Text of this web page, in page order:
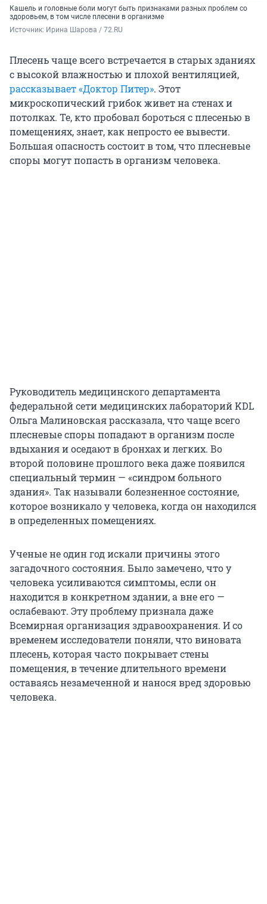
Кашель и головные боли могут быть признаками разных проблем со
здоровьем, в том числе плесени в организме
Источник: Ирина Шарова / 72.RU
Плесень чаще всего встречается в старых зданиях
с высокой влажностью и плохой вентиляцией,
рассказывает «Доктор Питер». Этот
микроскопический грибок живет на стенах и
потолках. Те, кто пробовал бороться с плесенью в
помещениях, знает, как непросто ее вывести.
Большая опасность состоит в том, что плесневые
споры могут попасть в организм человека.
Руководитель медицинского департамента
федеральной сети медицинских лабораторий KDL
Ольга Малиновская рассказала, что чаще всего
плесневые споры попадают в организм после
вдыхания и оседают в бронхах и легких. Во
второй половине прошлого века даже появился
специальный термин — «синдром больного
здания». Так называли болезненное состояние,
которое возникало у человека, когда он находился
в определенных помещениях.
Ученые не один год искали причины этого
загадочного состояния. Было замечено, что у
человека усиливаются симптомы, если он
находится в конкретном здании, а вне его —
ослабевают. Эту проблему признала даже
Всемирная организация здравоохранения. И со
временем исследователи поняли, что виновата
плесень, которая часто покрывает стены
помещения, в течение длительного времени
оставаясь незамеченной и нанося вред здоровью
человека.